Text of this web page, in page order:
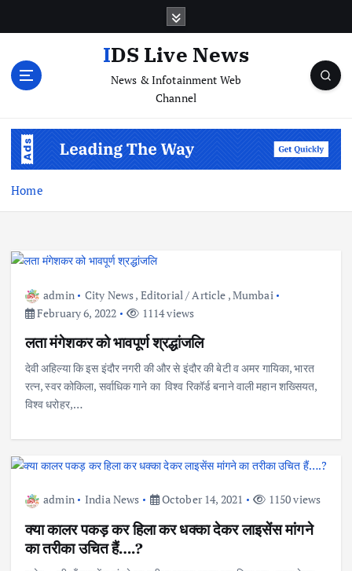
IDS Live News
News & Infotainment Web
Channel
Home
admin City News, Editorial / Article ,Mumbai
February 6, 2022
1114 views
लता मंगेशकर को भावपूर्ण श्रद्धांजलि
देवी अहिल्या कि इस इंदौर नगरी की और से इंदौर की बेटी व अमर गायिका, भारत
रत्न, स्वर कोकिला, सर्वाधिक गाने का विश्व रिकॉर्ड बनाने वाली महान शख्सियत,
विश्व धरोहर,…
admin India News October 14, 2021 1150 views
क्या कालर पकड़ कर हिला कर धक्का देकर लाइसेंस मांगने
का तरीका उचित हैं….?